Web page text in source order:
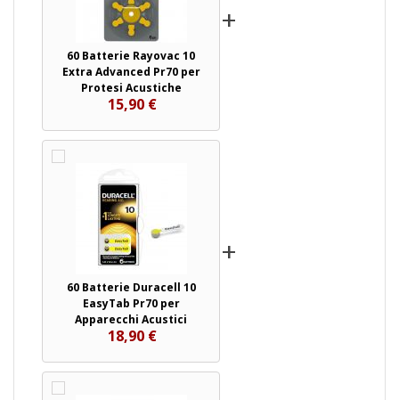
60 Batterie Rayovac 10
Extra Advanced Pr70 per
Protesi Acustiche
15,90 €
+
60 Batterie Duracell 10
EasyTab Pr70 per
Apparecchi Acustici
18,90 €
+